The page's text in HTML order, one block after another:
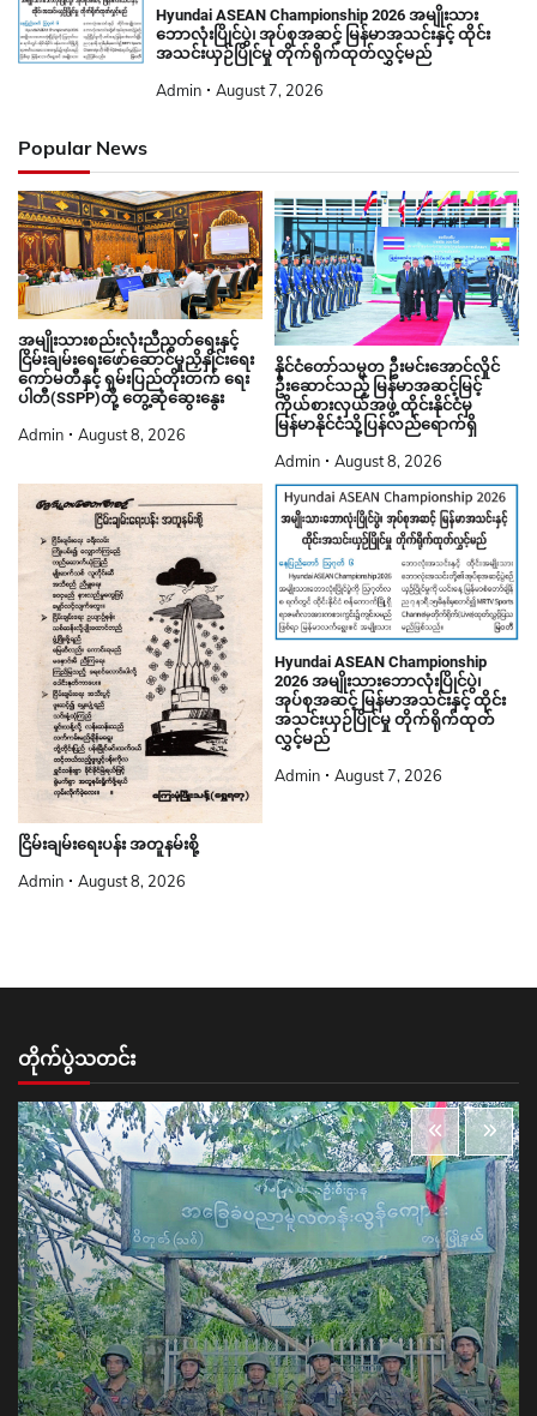
Hyundai ASEAN Championship 2026 အမျိုးသား
ဘောလုံးပြိုင်ပွဲ၊ အုပ်စုအဆင့် မြန်မာအသင်းနှင့် ထိုင်း
အသင်းယှဉ်ပြိုင်မှု တိုက်ရိုက်ထုတ်လွှင့်မည်
Admin August 7, 2026
Popular News
အမျိုးသားစည်းလုံးညီညွတ်ရေးနှင့်
ငြိမ်းချမ်းရေးဖော်ဆောင်မှုညှိနှိုင်းရေး
ကော်မတီနှင့် ရှမ်းပြည်တိုးတက် ရေး
ပါတီ(SSPP)တို့ တွေ့ဆုံဆွေးနွေး
Admin August 8, 2026
နိုင်ငံတော်သမ္မတ ဦးမင်းအောင်လှိုင်
ဦးဆောင်သည့် မြန်မာအဆင့်မြင့်
ကိုယ်စားလှယ်အဖွဲ့ ထိုင်းနိုင်ငံမှ
မြန်မာနိုင်ငံသို့ပြန်လည်ရောက်ရှိ
Admin August 8, 2026
ငြိမ်းချမ်းရေးပန်း အတူနမ်းစို့
Admin August 8, 2026
Hyundai ASEAN Championship
2026 အမျိုးသားဘောလုံးပြိုင်ပွဲ၊
အုပ်စုအဆင့် မြန်မာအသင်းနှင့် ထိုင်း
အသင်းယှဉ်ပြိုင်မှု တိုက်ရိုက်ထုတ်
လွှင့်မည်
Admin August 7, 2026
တိုက်ပွဲသတင်း